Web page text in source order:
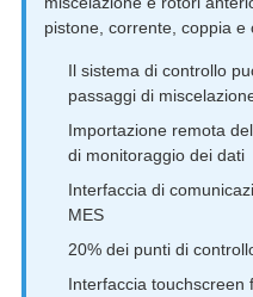
pistone, corrente, coppia e
Il sistema di controllo
passaggi di
Importazione remota
di monitoraggio dei dati
Interfaccia di
MES
20% dei punti di
Interfaccia touchscreen